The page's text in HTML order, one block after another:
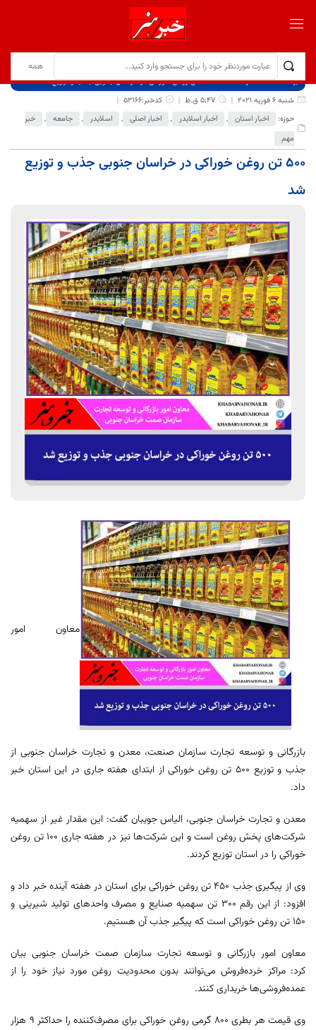
برگ نخست نوشته‌ها
۵۰۰ تن روغن خوراکی در خراسان جنوبی جذب و توزیع شد
شنبه 6 فوریه 2021
5:47 ق.ظ
کدخبر:53166
حوزه:
اخبار استان , اخبار اسلایدر , اخبار اصلی , اسلایدر , جامعه ,
خبر
مهم
۵۰۰ تن روغن خوراکی در خراسان جنوبی جذب و توزیع
شد
معاون امور
بازرگانی و توسعه تجارت سازمان صنعت، معدن و تجارت خراسان جنوبی از
جذب و توزیع ۵۰۰ تن روغن خوراکی از ابتدای هفته جاری در این استان خبر
داد.
معدن و تجارت خراسان جنوبی، الیاس جویبان گفت: این مقدار غیر از سهمیه
شرکت‌های پخش روغن است و این شرکت‌ها نیز در هفته جاری ۱۰۰ تن روغن
خوراکی را در استان توزیع کردند.
وی از پیگیری جذب ۴۵۰ تن روغن خوراکی برای استان در هفته آینده خبر داد و
افزود: از این رقم ۳۰۰ تن سهمیه صنایع و مصرف واحدهای تولید شیرینی و
۱۵۰ تن روغن خوراکی است که پیگیر جذب آن هستیم.
معاون امور بازرگانی و توسعه تجارت سازمان صمت خراسان جنوبی بیان
کرد: مراکز خرده‌فروش می‌توانند بدون محدودیت روغن مورد نیاز خود را از
عمده‌فروشی‌ها خریداری کنند.
وی قیمت هر بطری ۸۰۰ گرمی روغن خوراکی برای مصرف‌کننده را حداکثر ۹ هزار